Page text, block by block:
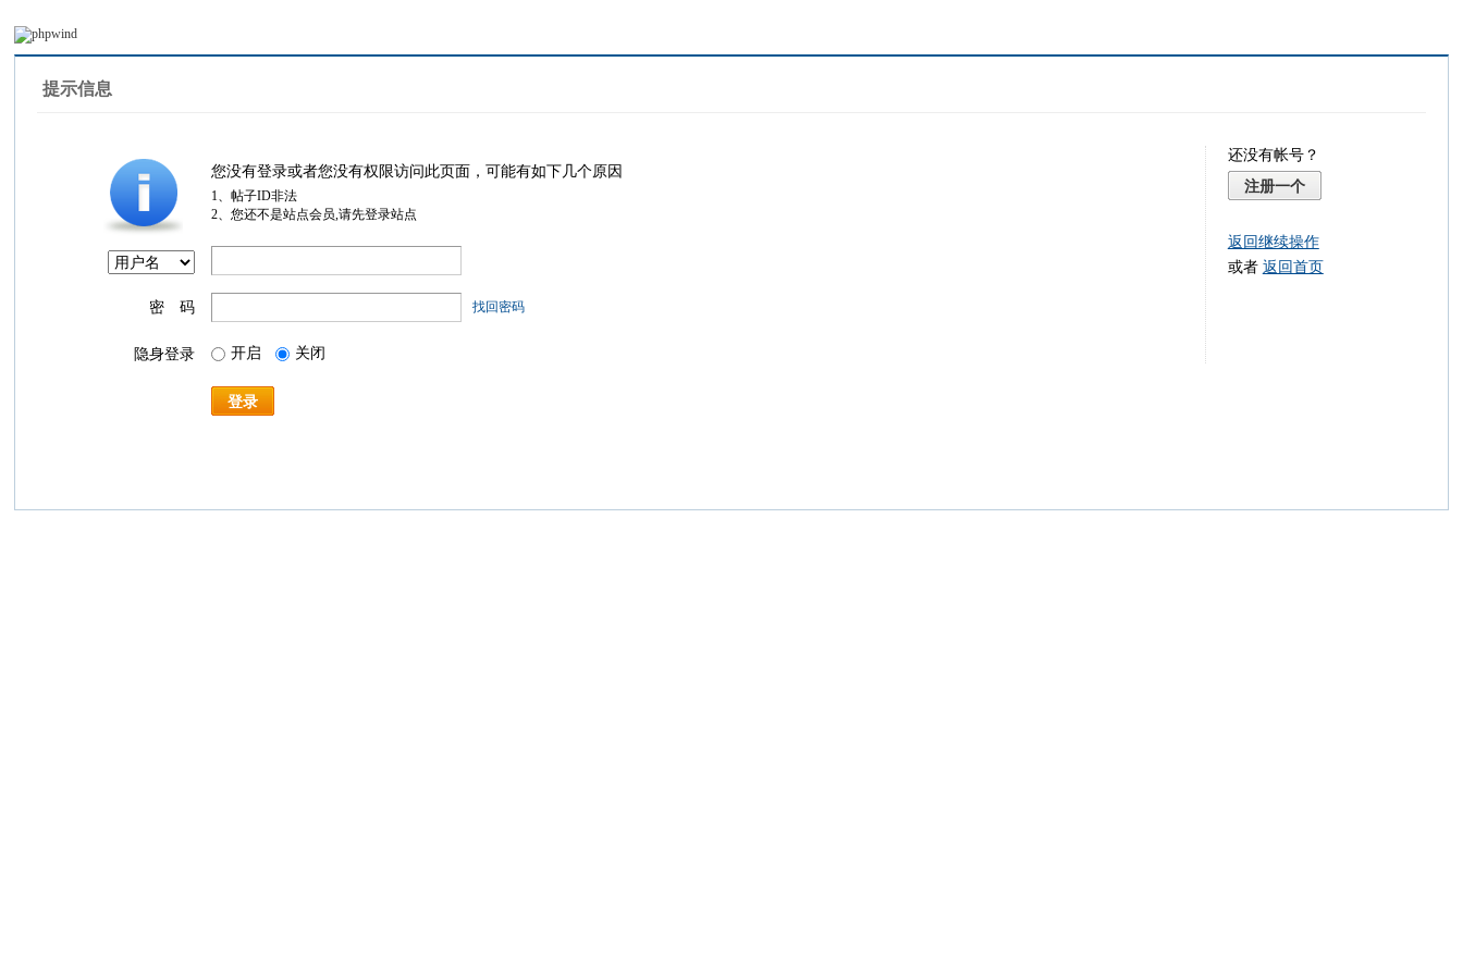
提示信息
您没有登录或者您没有权限访问此页面，可能有如下几个原因
1、帖子ID非法
2、您还不是站点会员,请先登录站点
密 码 找回密码
隐身登录 开启 关闭
登录
还没有帐号？
注册一个
返回继续操作
或者 返回首页